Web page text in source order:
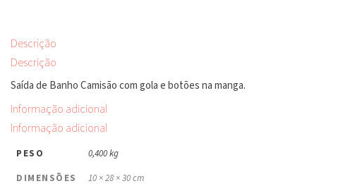
Descrição
Descrição
Saída de Banho Camisão com gola e botões na manga.
Informação adicional
Informação adicional
PESO
0,400 kg
DIMENSÕES
10 × 28 × 30 cm